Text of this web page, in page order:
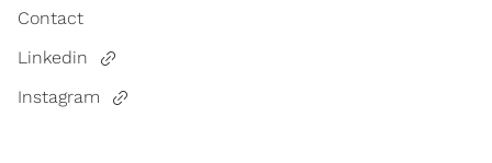
Contact
Linkedin
Instagram